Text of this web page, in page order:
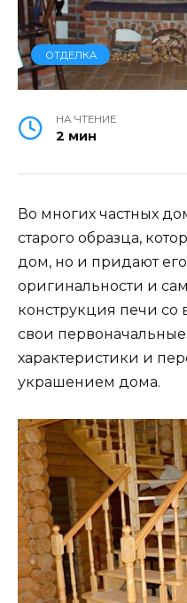
ОТДЕЛКА
НА ЧТЕНИЕ
2 мин
Во многих частных
старого образца,
дом, но и придают
оригинальности и
конструкция печи со
свои
характеристики и
украшением дома.